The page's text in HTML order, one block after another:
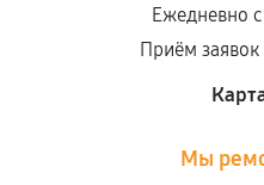
Ежедневно
Приём заявок
Мы